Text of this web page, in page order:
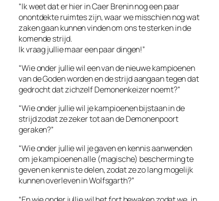
“Ik weet dat er hier in Caer Brenin nog een paar
onontdekte ruimtes zijn, waar we misschien nog wat
zaken gaan kunnen vinden om ons te sterken in de
komende strijd.
Ik vraag jullie maar een paar dingen!”
“Wie onder jullie wil een van de nieuwe kampioenen
van de Goden worden en de strijd aangaan tegen dat
gedrocht dat zichzelf Demonenkeizer noemt?”
“Wie onder jullie wil je kampioenen bijstaan in de
strijd zodat ze zeker tot aan de Demonenpoort
geraken?”
“Wie onder jullie wil je gaven en kennis aanwenden
om je kampioenen alle (magische) bescherming te
geven en kennis te delen, zodat ze zo lang mogelijk
kunnen overleven in Wolfsgarth?”